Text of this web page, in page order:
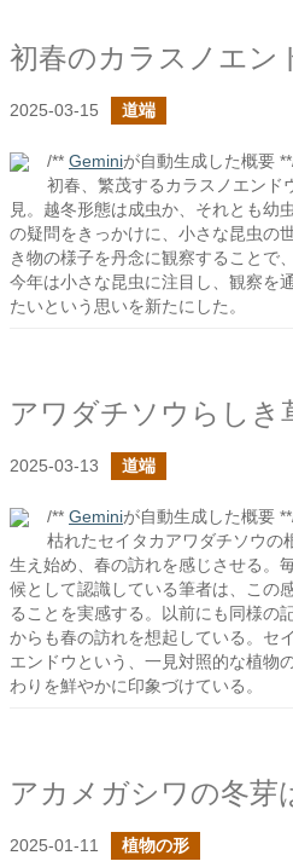
初春のカラスノエン
2025-03-15 道端
/** Geminiが自動生成した概要
初春、繁茂するカラスノエンド
見。越冬形態は成虫か、それとも幼
の疑問をきっかけに、小さな昆虫の
き物の様子を丹念に観察することで
今年は小さな昆虫に注目し、観察を
たいという思いを新たにした。
2025-03-13 道端
/** Geminiが自動生成した概要
枯れたセイタカアワダチソウの
生え始め、春の訪れを感じさせる。
候として認識している筆者は、この
ることを実感する。以前にも同様の
からも春の訪れを想起している。セ
エンドウという、一見対照的な植物
わりを鮮やかに印象づけている。
2025-01-11 植物の形